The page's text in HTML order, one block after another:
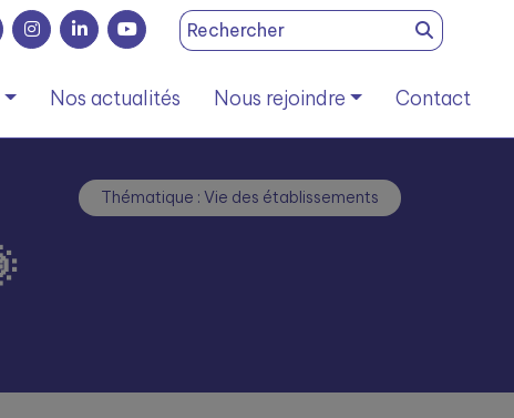
Search
for:
Nos actualités Nous rejoindre Contact
Thématique : Vie des établissements